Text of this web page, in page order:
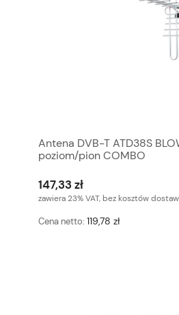
Antena DVB-T ATD38S
poziom/pion COMBO
147,33 zł
zawiera 23% VAT, bez kosztów
Cena netto: 119,78 zł